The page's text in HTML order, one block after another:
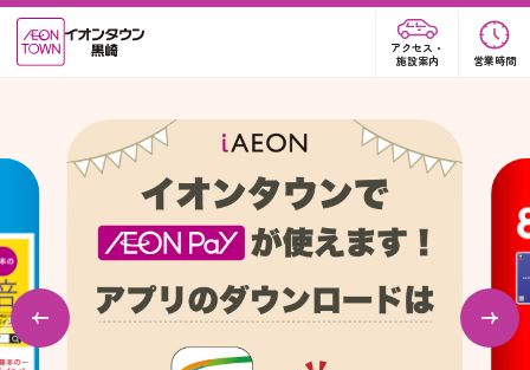
アクセス・
施設案内
営業時間